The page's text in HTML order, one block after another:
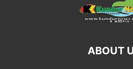
ABOUT